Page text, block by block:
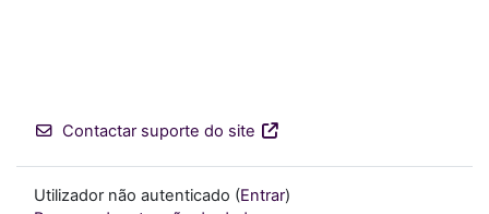
Contactar suporte do site
Utilizador não autenticado (Entrar)